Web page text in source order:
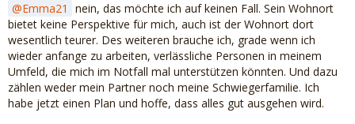
Emma21
nein, das möchte ich auf keinen Fall. Sein Wohnort
bietet keine Perspektive für mich, auch ist der Wohnort dort
wesentlich teurer. Des weiteren brauche ich, grade wenn ich
wieder anfange zu arbeiten, verlässliche Personen in meinem
Umfeld, die mich im Notfall mal unterstützen könnten. Und dazu
zählen weder mein Partner noch meine Schwiegerfamilie. Ich
habe jetzt einen Plan und hoffe, dass alles gut ausgehen wird.